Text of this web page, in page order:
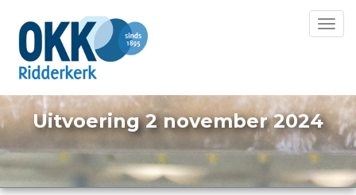
Uitvoering 2 november 2024